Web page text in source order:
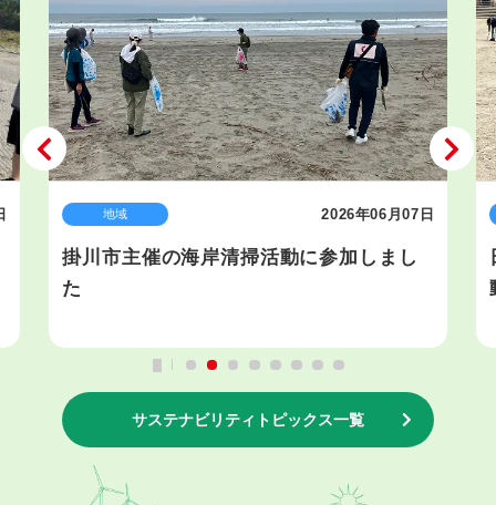
地域 2026年06月07日
掛川市主催の海岸清掃活動に参加しまし
た
サステナビリティトピックス一覧